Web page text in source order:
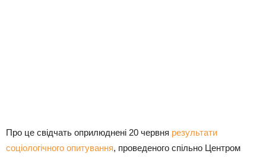
Про це свідчать оприлюднені 20 червня результати
соціологічного опитування, проведеного спільно Центром